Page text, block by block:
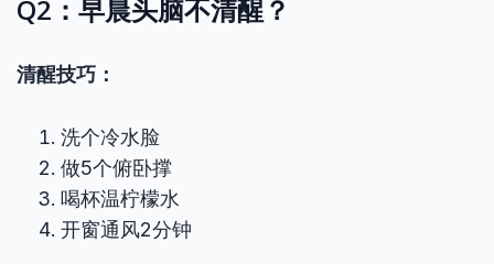
Q2：早晨头脑不清醒？
清醒技巧：
洗个冷水脸
做5个俯卧撑
喝杯温柠檬水
开窗通风2分钟